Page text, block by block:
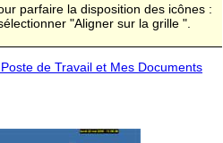
parfaire la disposition des icônes :
"Aligner sur la grille ".
de Travail et Mes Documents